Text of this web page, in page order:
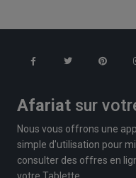
Afariat sur
Nous vous offrons une
simple d'utilisation pour
consulter des offres en